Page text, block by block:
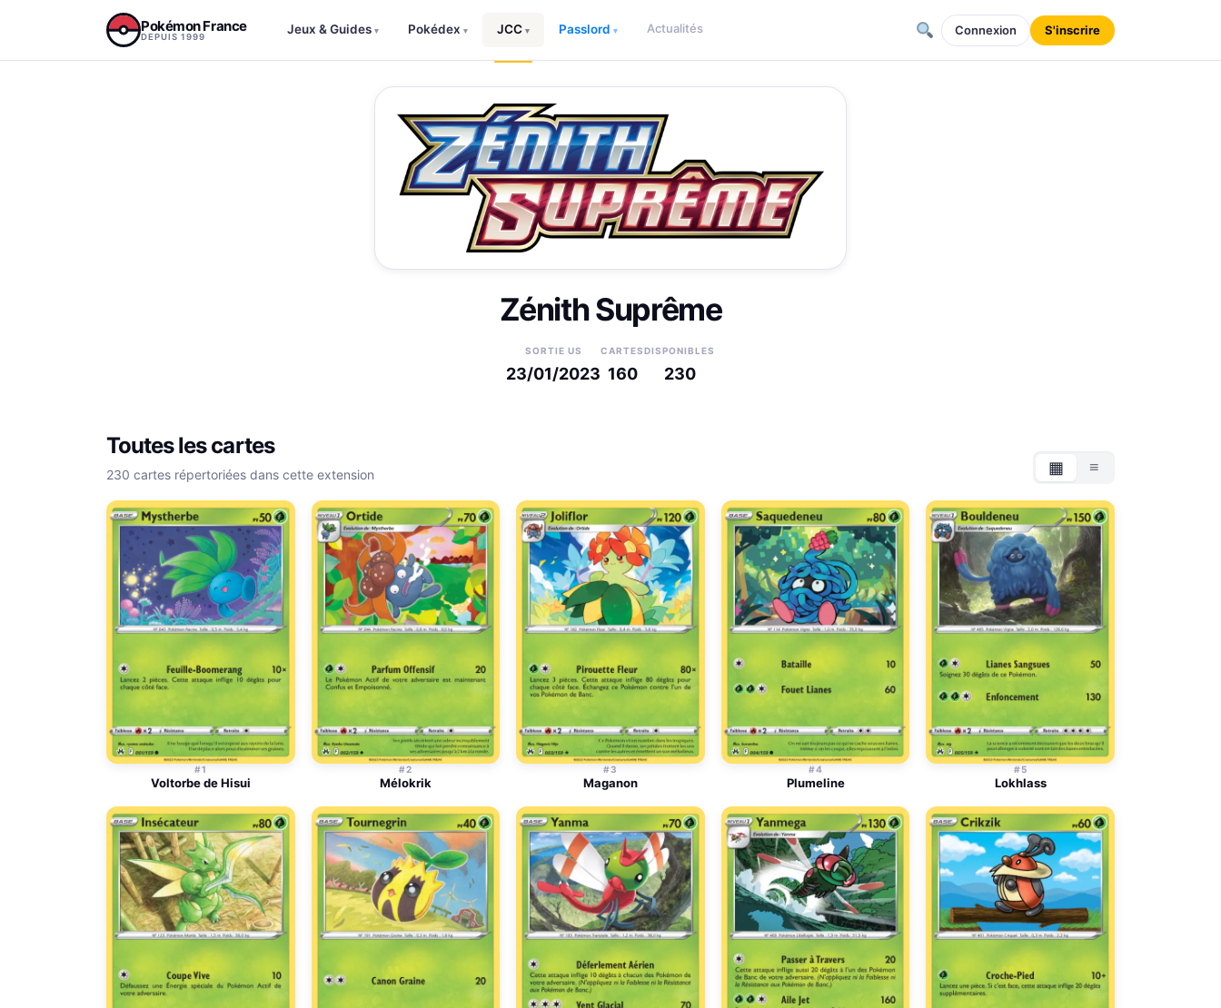
Pokémon France
DEPUIS 1999
Jeux & Guides ▾ Pokédex ▾ JCC ▾ Passlord ▾ Actualités Connexion S'inscrire
Zénith Suprême
SORTIE US
23/01/2023
CARTES
160
DISPONIBLES
230
Toutes les cartes
230 cartes répertoriées dans cette extension
▦
Grille
≡
#1
Voltorbe de Hisui
#2
Mélokrik
#3
Maganon
#4
Plumeline
#5
Lokhlass